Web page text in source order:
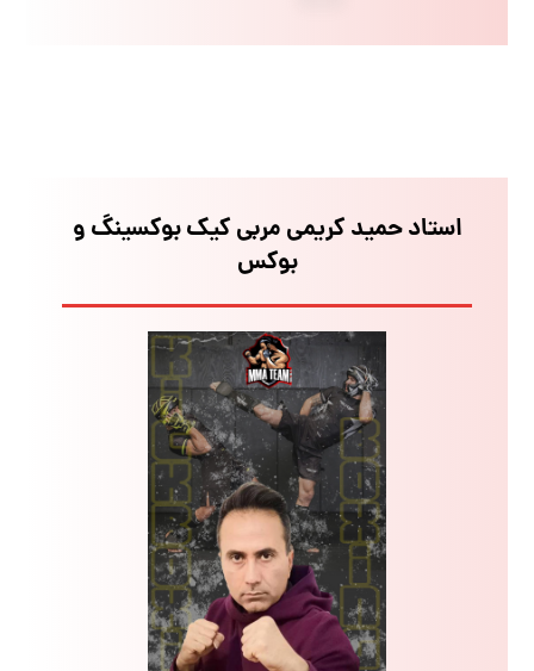
استاد حمید کریمی مربی کیک بوکسینگ و
بوکس